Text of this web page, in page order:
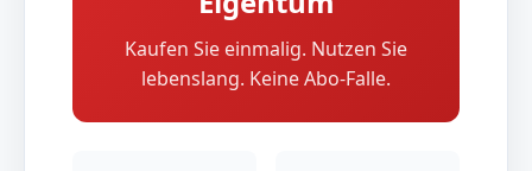
Kaufen Sie einmalig. Nutzen Sie
lebenslang. Keine Abo-Falle.